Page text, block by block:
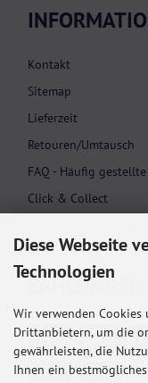
Kontakt
Sitemap
Lieferzeit
Retouren/Umtausch
FAQ - Häufig
Click & Collect
Diese Webseite
Technologien
Wir verwenden Cookies
Drittanbietern, um die
gewährleisten, die
Ihnen ein